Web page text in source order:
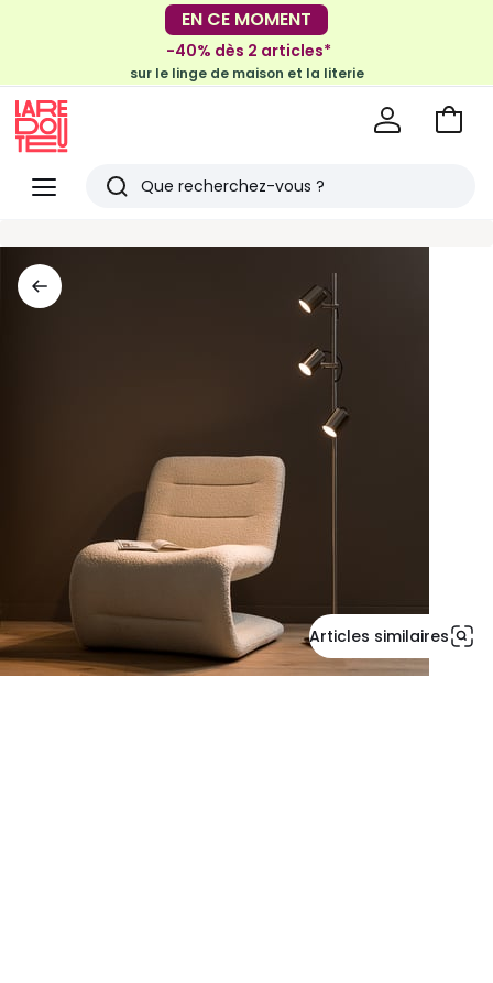
-30€ tous les 100€*
sur le meuble & la déco
EN CE MOMENT
-40% dès 2 articles*
sur le linge de maison et la literie
Menu
Redoute
Rechercher
Voir
Articles similaires